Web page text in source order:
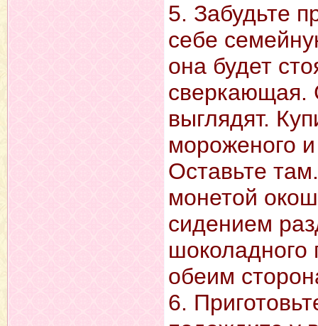
5. Забудьте
себе
она будет
сверкающая.
выглядят.
мороженого
Оставьте
монетой
сидением
шоколадного
обеим
6.